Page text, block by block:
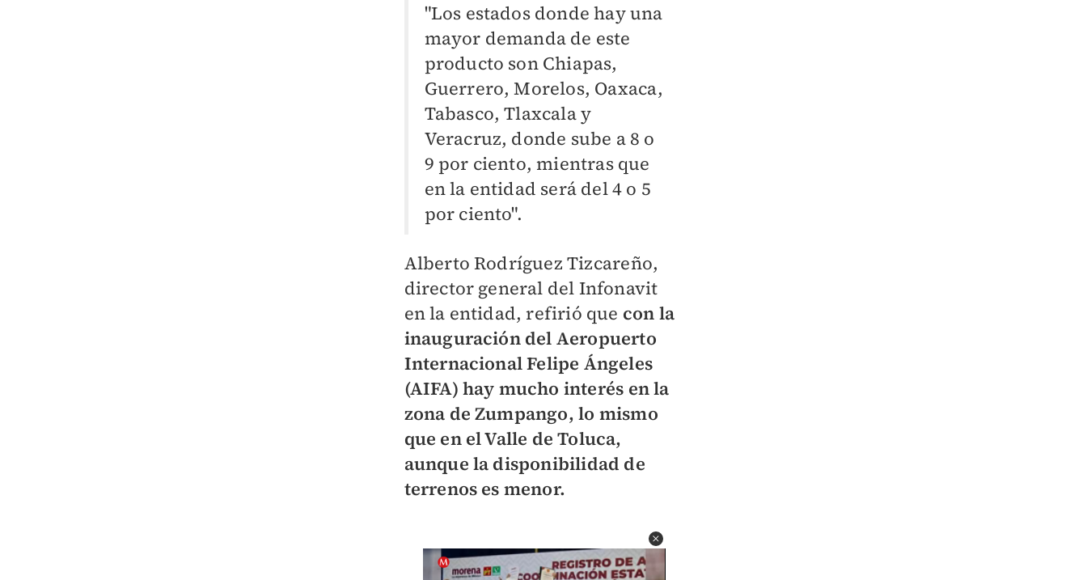
"Los estados donde hay una
mayor demanda de este
producto son Chiapas,
Guerrero, Morelos, Oaxaca,
Tabasco, Tlaxcala y
Veracruz, donde sube a 8 o
9 por ciento, mientras que
en la entidad será del 4 o 5
por ciento".
Alberto Rodríguez Tizcareño,
director general del Infonavit
en la entidad, refirió que con la
inauguración del Aeropuerto
Internacional Felipe Ángeles
(AIFA) hay mucho interés en la
zona de Zumpango, lo mismo
que en el Valle de Toluca,
aunque la disponibilidad de
terrenos es menor.